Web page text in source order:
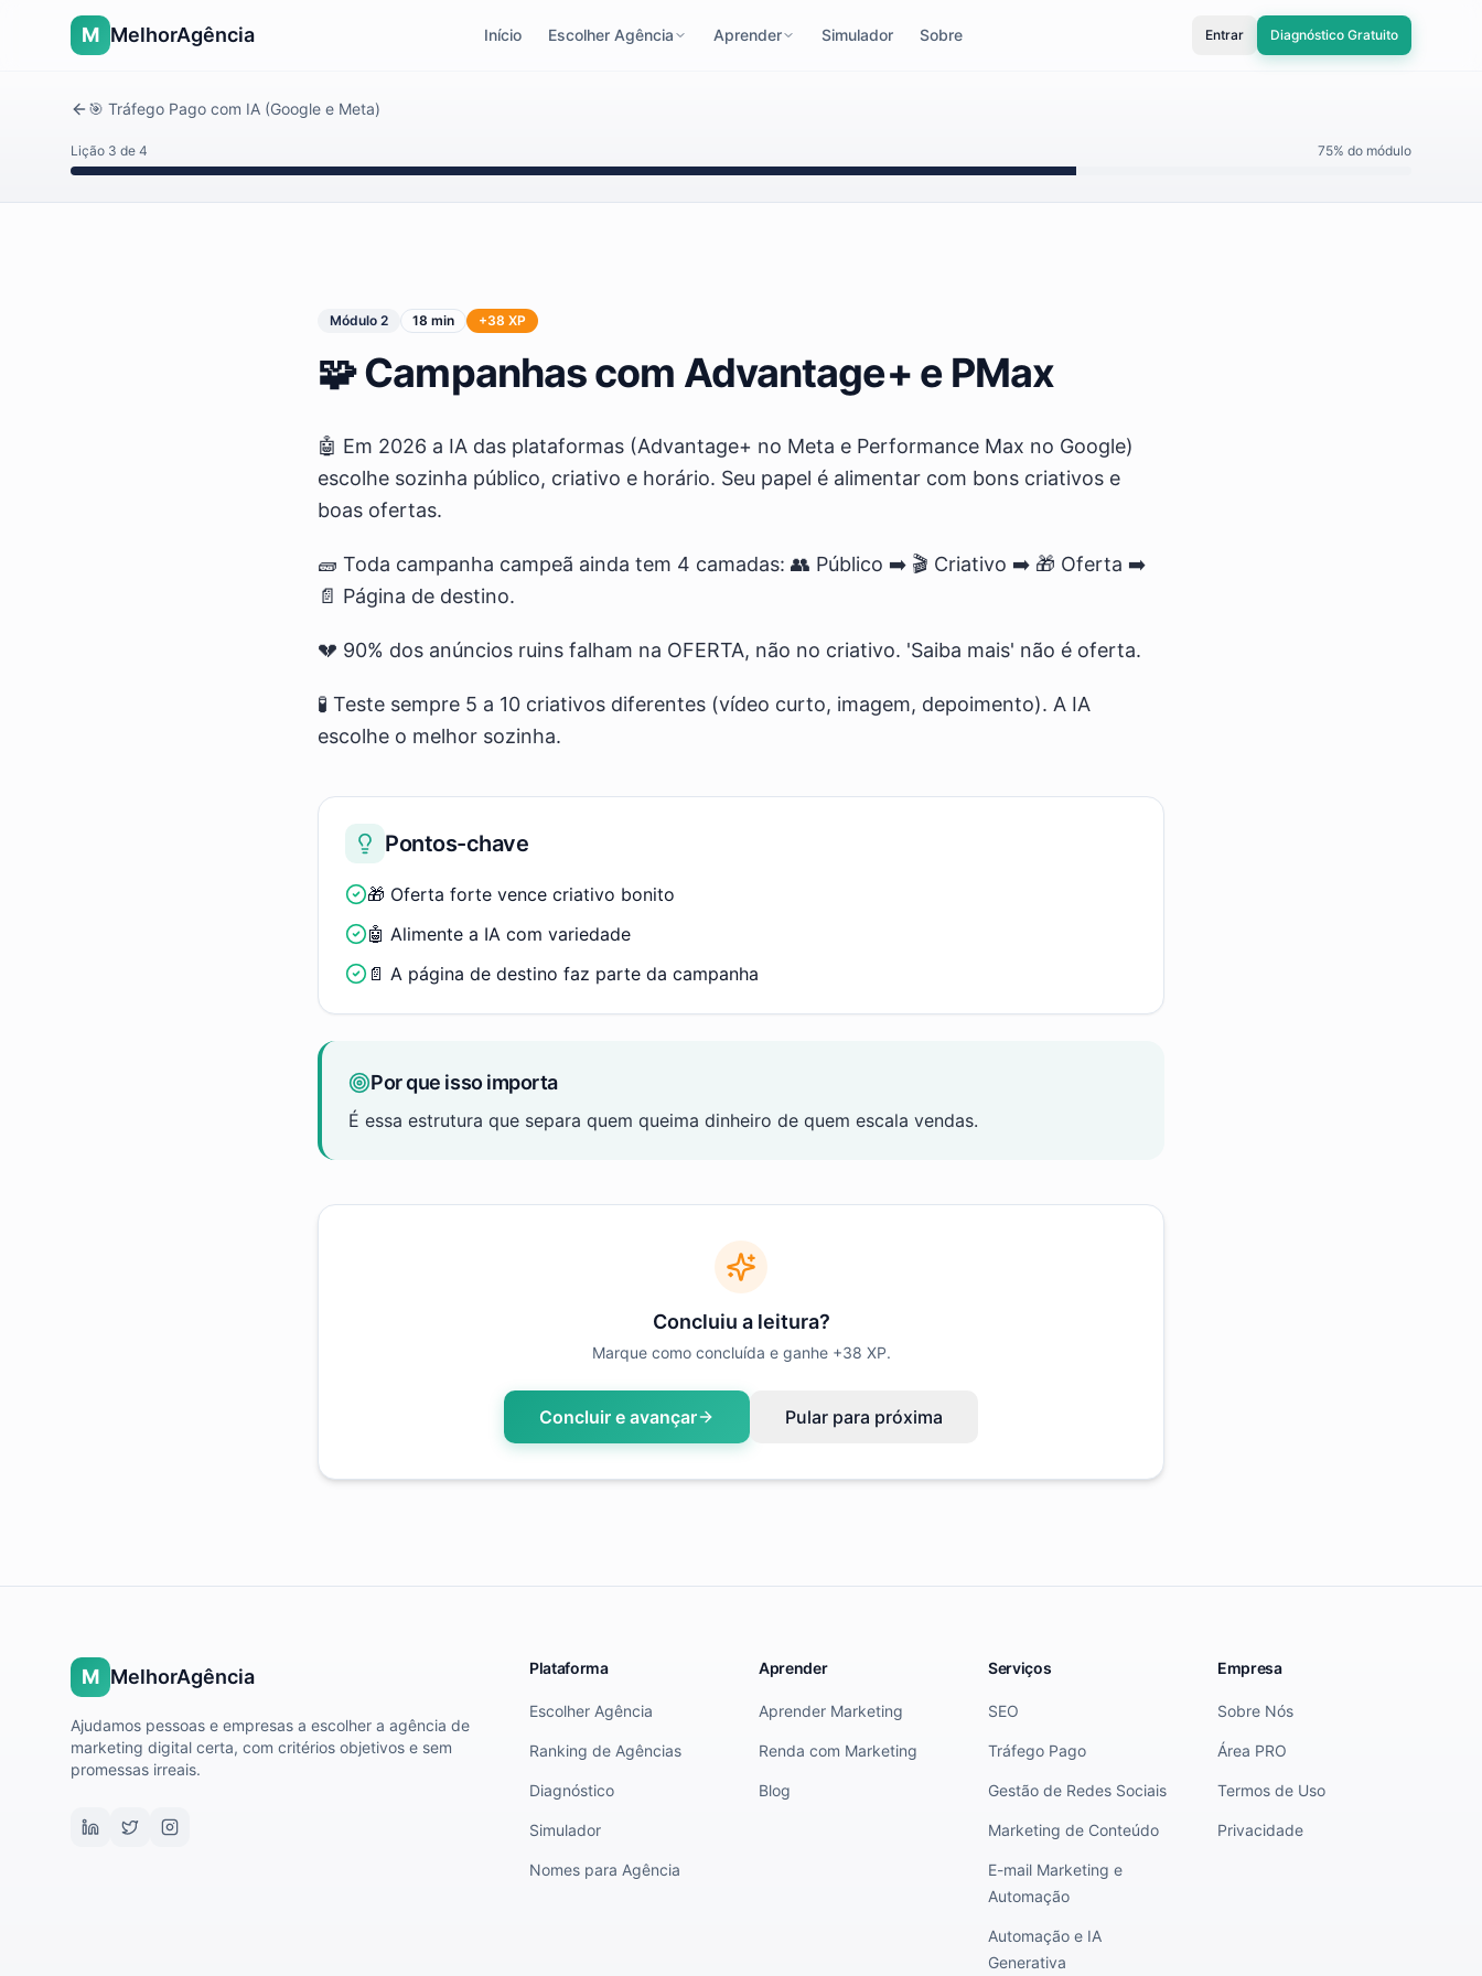
M MelhorAgência Início Escolher Agência Aprender Simulador Sobre Entrar Diagnóstico Gratuito
🎯 Tráfego Pago com IA (Google e Meta)
Lição 3 de 4 75% do módulo
Módulo 2 18 min +38 XP
🧩 Campanhas com Advantage+ e PMax
🤖 Em 2026 a IA das plataformas (Advantage+ no Meta e Performance Max no Google)
escolhe sozinha público, criativo e horário. Seu papel é alimentar com bons criativos e
boas ofertas.
🧱 Toda campanha campeã ainda tem 4 camadas: 👥 Público ➡️ 🎬 Criativo ➡️ 🎁 Oferta ➡️
📄 Página de destino.
💔 90% dos anúncios ruins falham na OFERTA, não no criativo. 'Saiba mais' não é oferta.
🧪 Teste sempre 5 a 10 criativos diferentes (vídeo curto, imagem, depoimento). A IA
escolhe o melhor sozinha.
Pontos-chave
🎁 Oferta forte vence criativo bonito
🤖 Alimente a IA com variedade
📄 A página de destino faz parte da campanha
Por que isso importa
É essa estrutura que separa quem queima dinheiro de quem escala vendas.
Concluiu a leitura?
Marque como concluída e ganhe +38 XP.
Concluir e avançar Pular para próxima
M MelhorAgência
Ajudamos pessoas e empresas a escolher a agência de
marketing digital certa, com critérios objetivos e sem
promessas irreais.
Plataforma
Escolher Agência
Ranking de Agências
Diagnóstico
Simulador
Nomes para Agência
Aprender
Aprender Marketing
Renda com Marketing
Blog
Serviços
SEO
Tráfego Pago
Gestão de Redes Sociais
Marketing de Conteúdo
E-mail Marketing e
Automação
Automação e IA
Generativa
Empresa
Sobre Nós
Área PRO
Termos de Uso
Privacidade